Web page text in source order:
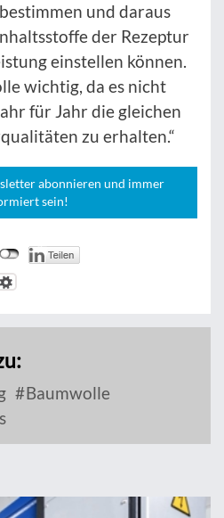
und daraus
der Rezeptur
einstellen können.
wichtig, da es nicht
für Jahr die gleichen
zu erhalten.“
abonnieren und immer
sein!
Baumwolle